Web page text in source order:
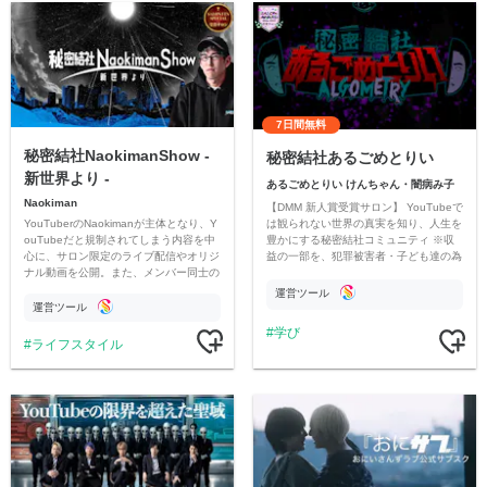
秘密結社NaokimanShow -
新世界より -
Naokiman
YouTuberのNaokimanが主体となり、Y
ouTubeだと規制されてしまう内容を中
心に、サロン限定のライブ配信やオリジ
ナル動画を公開。また、メンバー同士の
ただいています。
運営ツール
ライフスタイル
7日間無料
秘密結社あるごめとりい
あるごめとりい けんちゃん・闇病み子
【DMM 新人賞受賞サロン】 YouTubeで
は観られない世界の真実を知り、人生を
豊かにする秘密結社コミュニティ ※収
益の一部を、犯罪被害者・子ども達の為
す運営ツール
学び